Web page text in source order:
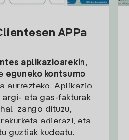
APPa
aplikazioarekin,
eguneko kontsumo
aurrezteko. Aplikazio
argi- eta gas-fakturak
izango dituzu,
adierazi, eta
guztiak kudeatu.